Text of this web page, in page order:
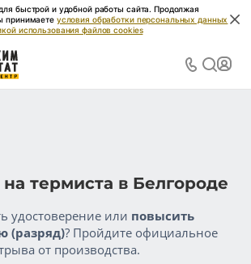
быстрой и удобной работы сайта. Продолжая
принимаете условия обработки персональных данных
использования файлов cookies
термиста в Белгороде
удостоверение или повысить
(разряд)? Пройдите официальное
от производства.